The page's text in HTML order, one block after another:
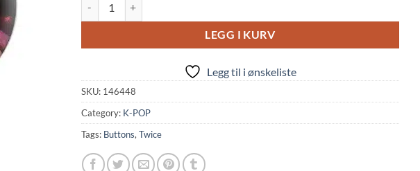
LEGG I KURV
Legg til i ønskeliste
SKU: 146448
Category: K-POP
Tags: Buttons, Twice